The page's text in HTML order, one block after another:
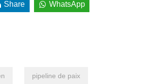
Share WhatsApp
pipeline de paix